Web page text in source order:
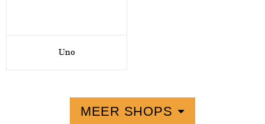
Uno
MEER SHOPS